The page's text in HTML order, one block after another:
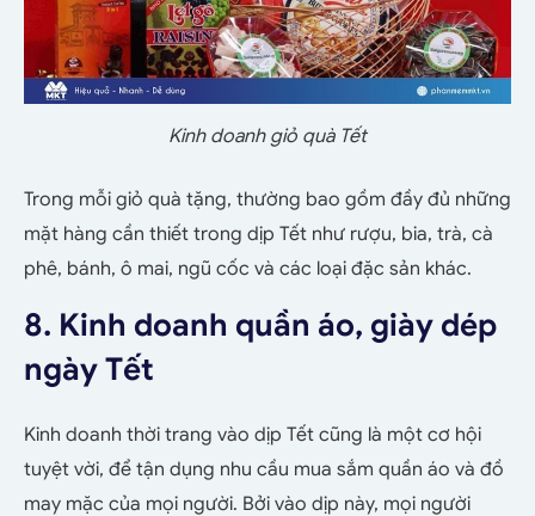
Kinh doanh giỏ quà Tết
Trong mỗi giỏ quà tặng, thường bao gồm đầy đủ những
mặt hàng cần thiết trong dịp Tết như rượu, bia, trà, cà
phê, bánh, ô mai, ngũ cốc và các loại đặc sản khác.
8. Kinh doanh quần áo, giày dép
ngày Tết
Kinh doanh thời trang vào dịp Tết cũng là một cơ hội
tuyệt vời, để tận dụng nhu cầu mua sắm quần áo và đồ
may mặc của mọi người. Bởi vào dịp này, mọi người